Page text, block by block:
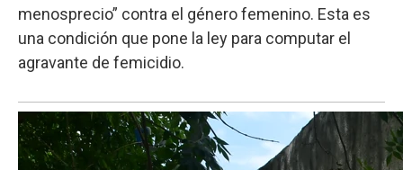
menosprecio” contra el género femenino. Esta es
una condición que pone la ley para computar el
agravante de femicidio.